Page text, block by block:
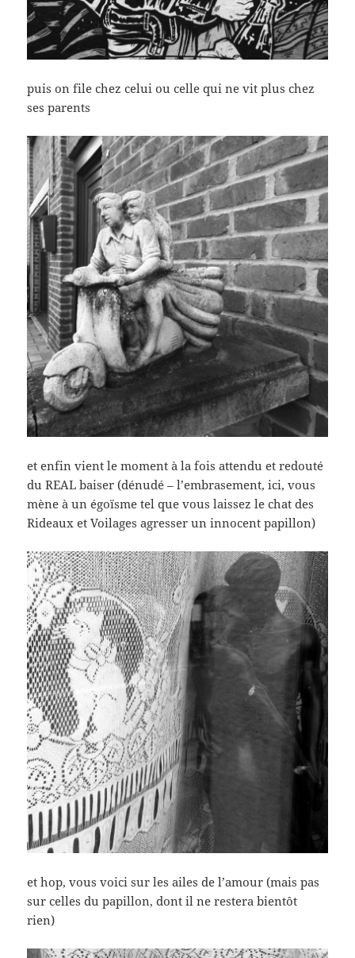
puis on file chez celui ou celle qui ne vit plus chez
ses parents
et enfin vient le moment à la fois attendu et redouté
du REAL baiser (dénudé – l’embrasement, ici, vous
mène à un égoïsme tel que vous laissez le chat des
Rideaux et Voilages agresser un innocent papillon)
et hop, vous voici sur les ailes de l’amour (mais pas
sur celles du papillon, dont il ne restera bientôt
rien)